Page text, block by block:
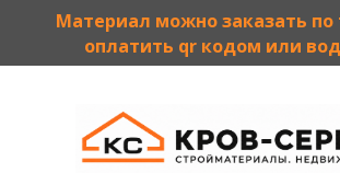
Материал можно заказать по
оплатить qr кодом или